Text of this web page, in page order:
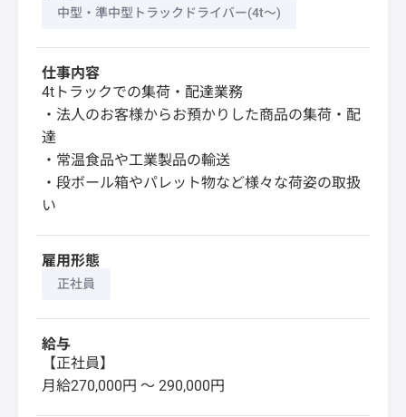
中型・準中型トラックドライバー(4t～)
仕事内容
4tトラックでの集荷・配達業務
・法人のお客様からお預かりした商品の集荷・配
達
・常温食品や工業製品の輸送
・段ボール箱やパレット物など様々な荷姿の取扱
い
雇用形態
正社員
給与
【正社員】
月給270,000円 〜 290,000円